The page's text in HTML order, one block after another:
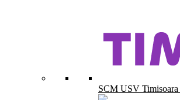
SCM USV Timisoara